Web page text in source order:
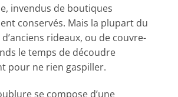
invendus de boutiques
conservés. Mais la plupart du
rideaux, ou de couvre-
le temps de découdre
pour ne rien gaspiller.
se compose d’une